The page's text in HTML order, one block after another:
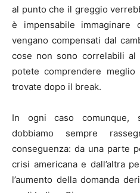
al punto che il greggio
è impensabile immaginare
vengano compensati dal
cose non sono correlabili al
potete comprendere
trovate dopo il break.
In ogni caso comunque,
dobbiamo sempre
conseguenza: da una parte
crisi americana e dall’altra
l’aumento della domanda